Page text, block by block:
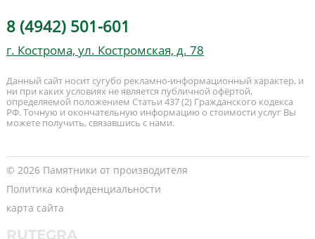
8 (4942) 501-601
г. Кострома, ул. Костромская, д. 78
Данный сайт носит сугубо рекламно-информационный характер, и
ни при каких условиях не является публичной офёртой,
определяемой положением Статьи 437 (2) Гражданского кодекса
РФ. Точную и окончательную информацию о стоимости услуг Вы
можете получить, связавшись с нами.
© 2026 Памятники от производителя
Политика конфиденциальности
карта сайта
RUTEGRA